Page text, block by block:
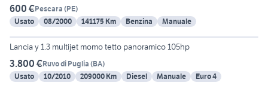
600 €Pescara (PE)
Usato
08/2000 141175 Km Benzina Manuale
2
Lancia y 1.3 multijet momo tetto panoramico 105hp
3.800 €Ruvo di Puglia (BA)
Usato
10/2010 209000 Km Diesel Manuale Euro 4